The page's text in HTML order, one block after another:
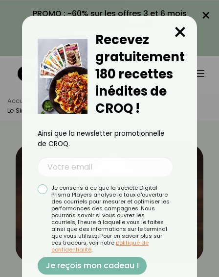
PROMO : -60% sur les offres 3 et 6 mois
VOIR LA PROMO
×
Accueil Actus
Alimentation
Le Skyr, Ce Yaourt Coupe-Faim Tendance
Recevez
gratuitement
180 recettes
inédites de
CROQ !
×
Ainsi que la newsletter promotionnelle
de CROQ.
Je consens à ce que la société Digital
Prisma Players analyse le taux d'ouverture
des courriels pour mesurer et optimiser les
performances des campagnes. Nous
pourrons savoir si vous ouvrez les
courriels, l'heure à laquelle vous le faites
ainsi que des informations sur le terminal
que vous utilisez. Pour en savoir plus sur
ces traceurs, voir notre politique de
confidentialité.
Je reçois mon cadeau !